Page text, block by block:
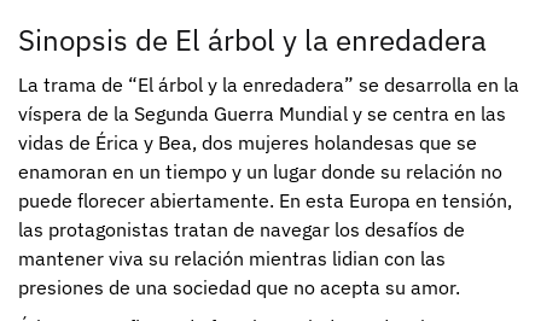
Sinopsis de El árbol y la enredadera
La trama de “El árbol y la enredadera” se desarrolla en la
víspera de la Segunda Guerra Mundial y se centra en las
vidas de Érica y Bea, dos mujeres holandesas que se
enamoran en un tiempo y un lugar donde su relación no
puede florecer abiertamente. En esta Europa en tensión,
las protagonistas tratan de navegar los desafíos de
mantener viva su relación mientras lidian con las
presiones de una sociedad que no acepta su amor.